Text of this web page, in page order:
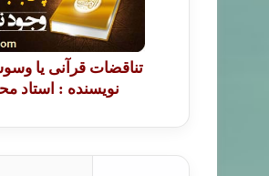
تناقضات قرآنی یا
نویسنده : استاد